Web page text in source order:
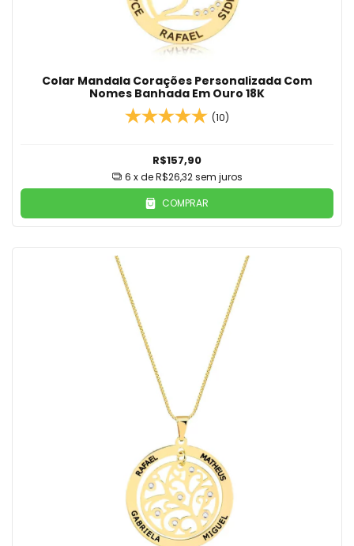
Colar Mandala Corações Personalizada Com
Nomes Banhada Em Ouro 18K
(10)
R$157,90
6 x deR$26,32 sem juros
COMPRAR